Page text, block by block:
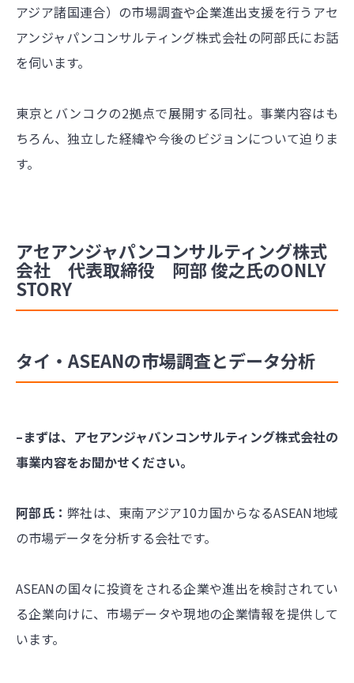
アジア諸国連合）の市場調査や企業進出支援を行うアセ
アンジャパンコンサルティング株式会社の阿部氏にお話
を伺います。
東京とバンコクの2拠点で展開する同社。事業内容はも
ちろん、独立した経緯や今後のビジョンについて迫りま
す。
アセアンジャパンコンサルティング株式
会社 代表取締役 阿部 俊之氏のONLY
STORY
タイ・ASEANの市場調査とデータ分析
–まずは、アセアンジャパンコンサルティング株式会社の
事業内容をお聞かせください。
阿部氏：弊社は、東南アジア10カ国からなるASEAN地域
の市場データを分析する会社です。
ASEANの国々に投資をされる企業や進出を検討されてい
る企業向けに、市場データや現地の企業情報を提供して
います。